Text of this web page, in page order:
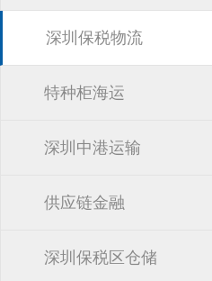
深圳保税物流
特种柜海运
深圳中港运输
供应链金融
深圳保税区仓储